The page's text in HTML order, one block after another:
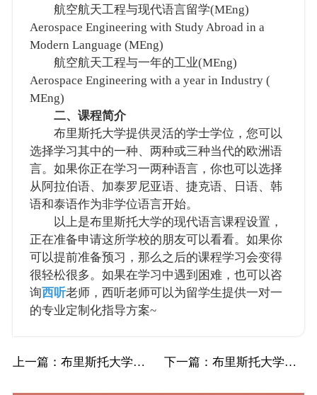
航空航天工程与现代语言留学(MEng)
Aerospace Engineering with Study Abroad in a
Modern Language (MEng)
航空航天工程与一年的工业(MEng)
Aerospace Engineering with a year in Industry​ (​
MEng​)
二、课程简介
布里斯托大学提供灵活的学士学位，您可以
选择学习其中的一种、两种或三种当代的欧洲语
言。如果你正在学习一两种语言，你也可以选择
从阿拉伯语、加泰罗尼亚语、捷克语、日语、韩
语和泰语作为非学位语言开始。
以上是布里斯托大学的现代语言课程设置，
正在准备申请这所学校的朋友可以看看。如果你
可以提前准备预习，那么之后的课程学习会变得
很轻松很多。如果在学习中遇到困难，也可以咨
询西听老师，西听老师可以为留学生提供一对一
的专业定制化指导方案~
上一篇 ：布里斯托大学Bristol布大现代语言辅… 下一篇 ：布里斯托大学Bristol布大现代语言辅…